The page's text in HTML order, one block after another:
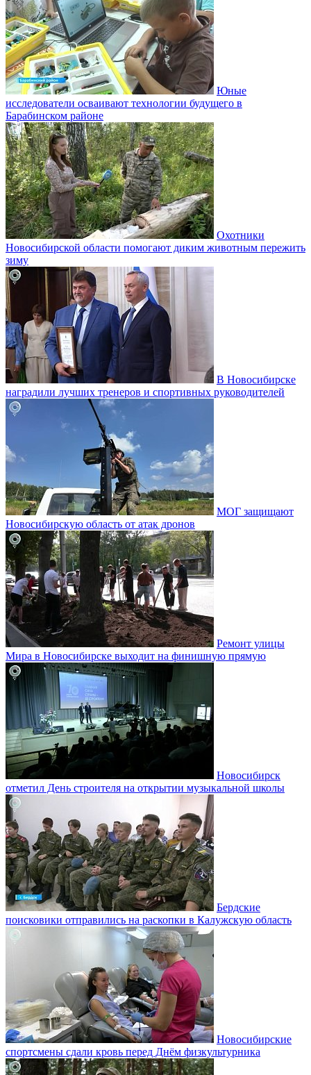
Юные
исследователи осваивают технологии будущего в
Барабинском районе
Охотники
Новосибирской области помогают диким животным пережить
зиму
В Новосибирске
наградили лучших тренеров и спортивных руководителей
МОГ защищают
Новосибирскую область от атак дронов
Ремонт улицы
Мира в Новосибирске выходит на финишную прямую
Новосибирск
отметил День строителя на открытии музыкальной школы
Бердские
поисковики отправились на раскопки в Калужскую область
Новосибирские
спортсмены сдали кровь перед Днём физкультурника